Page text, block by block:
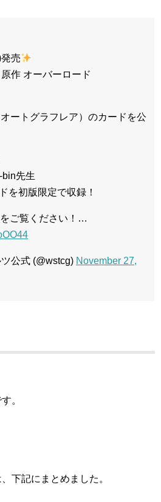
売
作 オーバーロード
ートグラフレア）のカードを公
bin先生
を初版限定で収録！
ご覧ください！…
公式 (@wstcg) November 27,
。
下記にまとめました。